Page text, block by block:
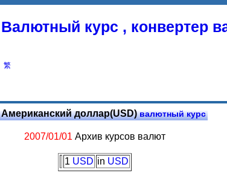
Валютный курс , конвертер
繁
Американский доллар(USD)валютный курс
2007/01/01 Архив курсов валют
1 USD in USD